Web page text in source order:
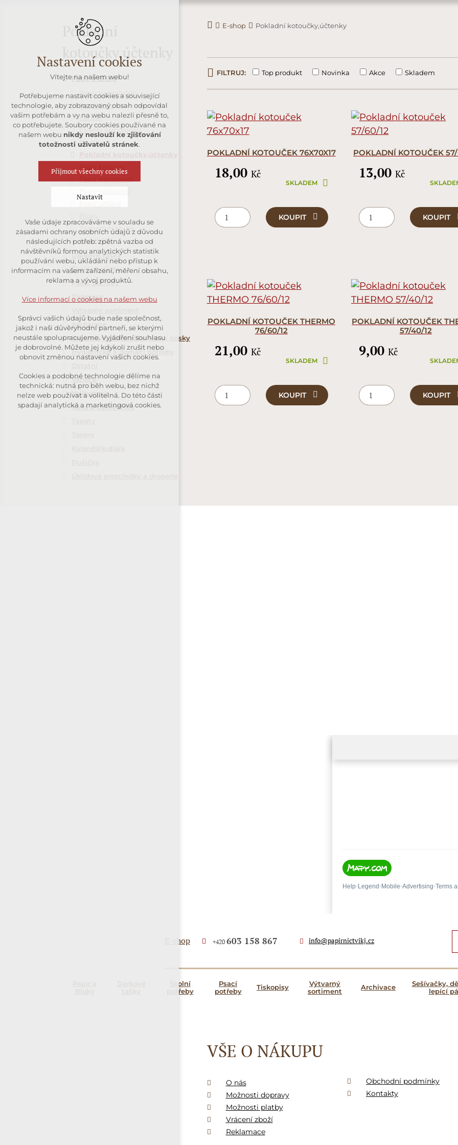
E-shop Pokladní kotoučky,účtenky
FILTRUJ: Top produkt Novinka Akce Skladem
POKLADNÍ KOTOUČEK 76X70X17
18,00 Kč
SKLADEM
KOUPIT
POKLADNÍ KOTOUČEK
13,00 Kč
KOUPIT
POKLADNÍ KOTOUČEK THERMO
76/60/12
21,00 Kč
SKLADEM
KOUPIT
POKLADNÍ KOTOUČEK
57/40/12
9,00 Kč
KOUPIT
Pokladní
kotoučky,účtenky
Papír a Bloky
Papír kancelářský
Papír Foto
Karton
Etikety samolepící
Obálky
Papír krepový
Záznamní kniha
Karis blok
Dárkové tašky
Školní potřeby
Psací potřeby
Tiskopisy
Archivace
Sešívačky, děrovačky, lepící pásky
Hygienické a domácí potřeby
Vánoce
Velikonoce
Káva a cukrovinky
E-shop +420 603 158 867 info@papirnictvikj.cz
Školní
potřeby
Psací
potřeby
Tiskopisy
Výtvarný
sortiment
Archivace
Sešívačky,
lepící
VŠE O NÁKUPU
O nás
Možnosti dopravy
Možnosti platby
Vrácení zboží
Reklamace
Obchodní podmínky
Kontakty
Nastavení cookies
Vítejte na našem webu!
Potřebujeme nastavit cookies a související
technologie, aby zobrazovaný obsah odpovídal
vašim potřebám a vy na webu nalezli přesně to,
co potřebujete. Soubory cookies používané na
našem webu nikdy neslouží ke zjišťování
totožnosti uživatelů stránek.
Přijmout všechny cookies
Nastavit
Technická cookies
nutná pro provozování webu
udržení kontextu stránek (session):
případná přihlášení, volby jazyka,
apod.
Volitelná cookies
vyhodnocení návštěvnosti
marketingová cookies (Google,
Seznam)
Více informací o cookies na našem webu
Přijmout všechny cookies
Vaše údaje zpracováváme v souladu se
zásadami ochrany osobních údajů z důvodu
následujících potřeb: zpětná vazba od
návštěvníků formou analytických statistik
používání webu, ukládání nebo přístup k
informacím na vašem zařízení, měření obsahu,
reklama a vývoj produktů.
Více informací o cookies na našem webu
Správci vašich údajů bude naše společnost,
jakož i naši důvěryhodní partneři, se kterými
neustále spolupracujeme. Vyjádření souhlasu
je dobrovolné. Můžete jej kdykoli zrušit nebo
obnovit změnou nastavení vašich cookies.
Cookies a podobné technologie dělíme na
technická: nutná pro běh webu, bez nichž
nelze web používat a volitelná. Do této části
spadají analytická a marketingová cookies.